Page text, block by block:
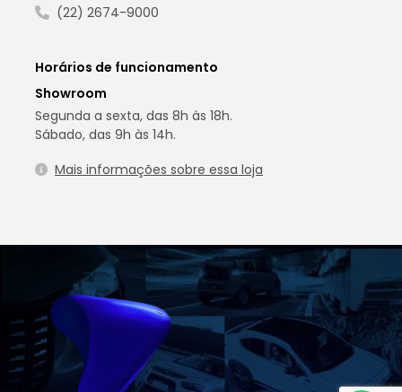
(22) 2674-9000
Horários de funcionamento
Showroom
Segunda a sexta, das 8h às 18h.
Sábado, das 9h às 14h.
Mais informações sobre essa loja